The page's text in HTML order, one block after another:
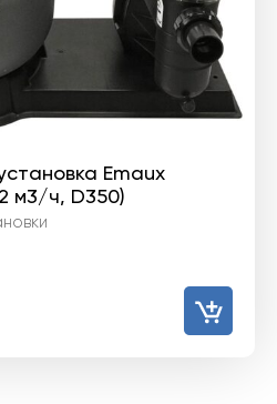
Emaux
м3/ч, D350)